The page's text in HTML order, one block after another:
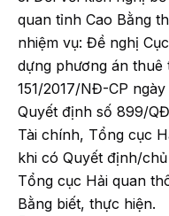
quan tỉnh Cao Bằng
nhiệm vụ: Đề nghị
dựng phương án
151/2017/NĐ-CP
Quyết định số 899/
Tài chính, Tổng cục
khi có Quyết định/
Tổng cục Hải quan
Bằng biết, thực hiện.